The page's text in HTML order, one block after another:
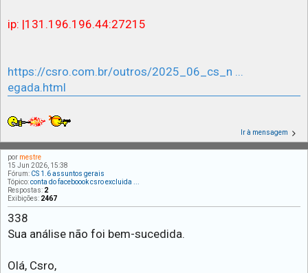
ip: |131.196.196.44:27215
https://csro.com.br/outros/2025_06_cs_n ...
egada.html
Ir à mensagem
por mestre
15 Jun 2026, 15:38
Fórum: CS 1.6 assuntos gerais
Tópico:conta do faceboook csro excluida ...
Respostas: 2
Exibições: 2467
338
Sua análise não foi bem-sucedida.
Olá, Csro,